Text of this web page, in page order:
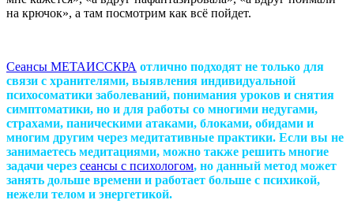
на крючок», а там посмотрим как всё пойдет.
Сеансы МЕТАИССКРА отлично подходят не только для
связи с хранителями, выявления индивидуальной
психосоматики заболеваний, понимания уроков и снятия
симптоматики, но и для работы со многими недугами,
страхами, паническими атаками, блоками, обидами и
многим другим через медитативные практики. Если вы не
занимаетесь медитациями, можно также решить многие
задачи через сеансы с психологом, но данный метод может
занять дольше времени и работает больше с психикой,
нежели телом и энергетикой.